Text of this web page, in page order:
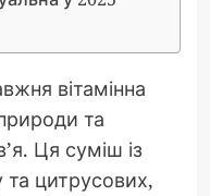
вітамінна
та
Ця суміш із
та цитрусових,